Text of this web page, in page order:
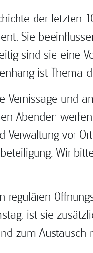
der letzten
Sie
sind sie eine
ist Thema
Vernissage und
Abenden
Verwaltung vor
Wir
regulären
ist sie
zum